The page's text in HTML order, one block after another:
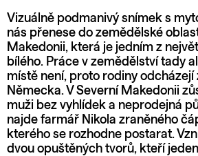
Vizuálně podmanivý snímek s
nás přenese do zemědělské
Makedonii, která je jedním z
bílého. Práce v zemědělství tady
místě není, proto rodiny odcházejí
Německa. V Severní Makedonii
muži bez vyhlídek a neprodejná
najde farmář Nikola zraněného
kterého se rozhodne postarat.
dvou opuštěných tvorů, kteří